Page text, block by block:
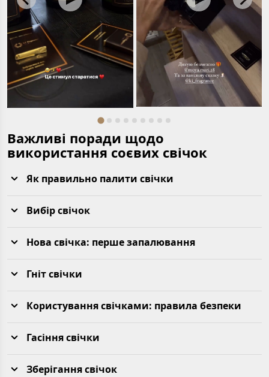
Важливі поради щодо
використання соєвих свічок
Як правильно палити свічки
Вибір свічок
Нова свічка: перше запалювання
Гніт свічки
Користування свічками: правила безпеки
Гасіння свічки
Зберігання свічок